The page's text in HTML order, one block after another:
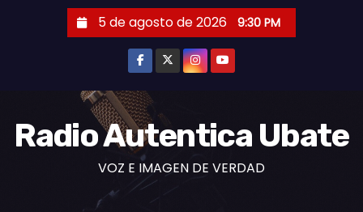
5 de agosto de 2026 9:30 PM
Radio Autentica Ubate
VOZ E IMAGEN DE VERDAD